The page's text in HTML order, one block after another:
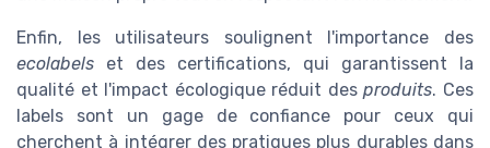
Enfin, les utilisateurs soulignent l'importance des
ecolabels et des certifications, qui garantissent la
qualité et l'impact écologique réduit desproduits. Ces
labels sont un gage de confiance pour ceux qui
cherchent à intégrer des pratiques plus durables dans